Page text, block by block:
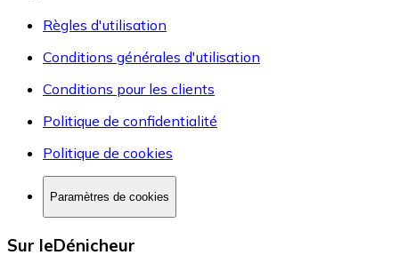
Règles d'utilisation
Conditions générales d'utilisation
Conditions pour les clients
Politique de confidentialité
Politique de cookies
Paramètres de cookies
Sur leDénicheur